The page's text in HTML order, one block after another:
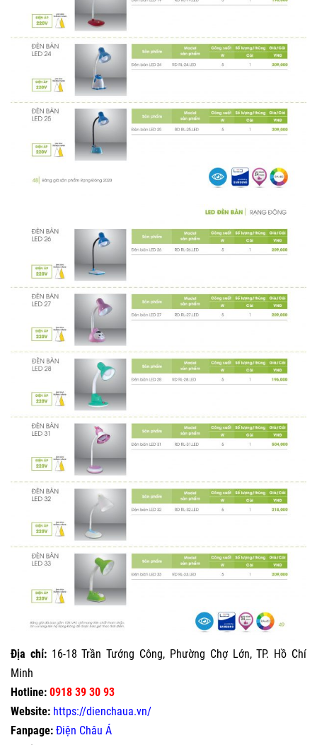
Địa chỉ:16-18 Trần Tướng Công, Phường Chợ Lớn, TP. Hồ Chí
Minh
Hotline: 0918 39 30 93
Website: https://dienchaua.vn/
Fanpage: Điện Châu Á